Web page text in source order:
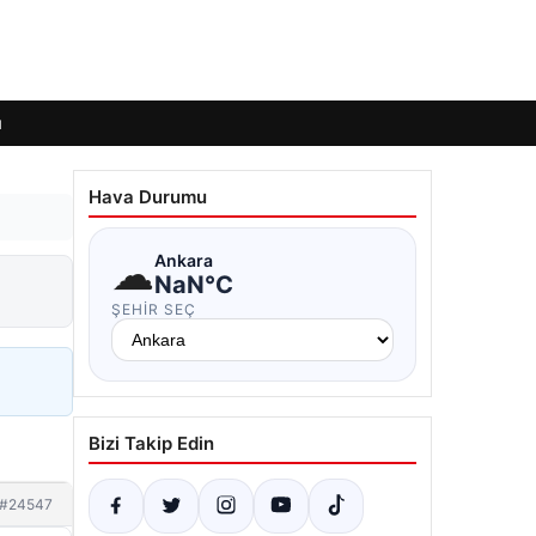
#24547
Hava Durumu
☁Ankara
NaN°C
ŞEHIR SEÇ
Bizi Takip Edin